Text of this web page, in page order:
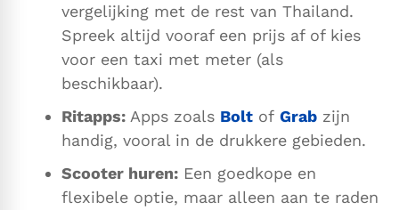
vergelijking met de rest van Thailand.
Spreek altijd vooraf een prijs af of kies
voor een taxi met meter (als
beschikbaar).
Ritapps: Apps zoals Bolt of Grab zijn
handig, vooral in de drukkere gebieden.
Scooter huren: Een goedkope en
flexibele optie, maar alleen aan te raden